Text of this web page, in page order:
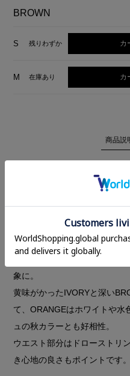
BROWN
S 残りわずか カ
M 在庫あり カ
商品説
控えめな光沢感のある生地の
太めのシルエットにウエスト
感がありつつ、光沢感のある
になりすぎないパンツに仕上
光沢感に加えシワ感もあるの
象に。
黄味がかったIVORYと深い
て、ORANGEはホワイトや水
ュの秋カラーとも好相性。
ウエスト部分はドローストリ
き心地の良さもポイントです。